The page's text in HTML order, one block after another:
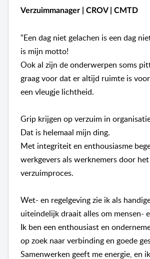
Verzuimmanager | CROV | CMTD
"Een dag niet gelachen is een dag
is mijn motto!
Ook al zijn de onderwerpen soms
graag voor dat er altijd ruimte is
een vleugje lichtheid.
Grip krijgen op verzuim in
Dat is helemaal mijn ding.
Met integriteit en enthousiasme
werkgevers als werknemers door het
verzuimproces.
Wet- en regelgeving zie ik als
uiteindelijk draait alles om mensen-
Ik ben een enthousiast en
op zoek naar verbinding en goede
Samenwerken geeft me energie, en